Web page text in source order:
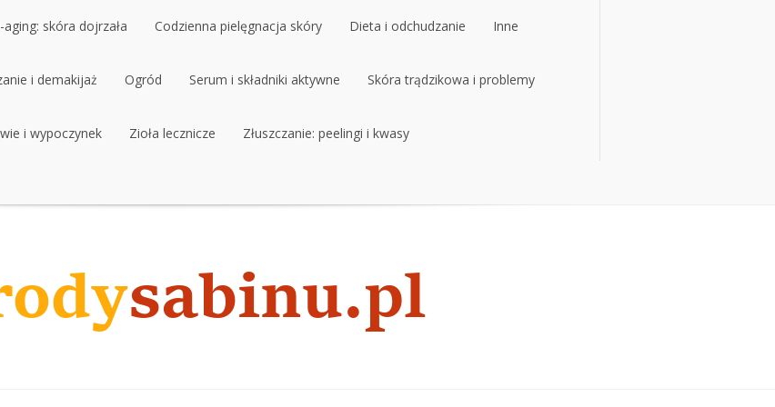
aging: skóra dojrzała
aging: skóra dojrzała
Codzienna pielęgnacja skóry
Codzienna pielęgnacja skóry
Dieta i odchudzanie
Dieta i odchudzanie
Inne
Inne
i demakijaż
i demakijaż
Ogród
Ogród
Serum i składniki aktywne
Serum i składniki aktywne
Skóra trądzikowa i problemy
Skóra trądzikowa i problemy
i wypoczynek Zioła lecznicze Złuszczanie: peelingi i kwasy